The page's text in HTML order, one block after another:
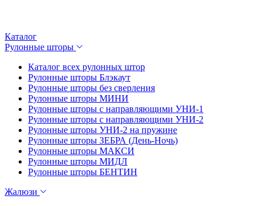
Каталог
Рулонные шторы
Каталог всех рулонных штор
Рулонные шторы Блэкаут
Рулонные шторы без сверления
Рулонные шторы МИНИ
Рулонные шторы с направляющими УНИ-1
Рулонные шторы с направляющими УНИ-2
Рулонные шторы УНИ-2 на пружине
Рулонные шторы ЗЕБРА (День-Ночь)
Рулонные шторы МАКСИ
Рулонные шторы МИДЛ
Рулонные шторы БЕНТИН
Жалюзи